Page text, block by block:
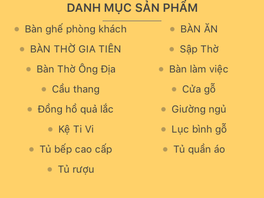
DANH MỤC SẢN PHẨM
Bàn ghế phòng khách
BÀN ĂN
BÀN THỜ GIA TIÊN
Sập Thờ
Bàn Thờ Ông Địa
Bàn làm việc
Cầu thang
Cửa gỗ
Đồng hồ quả lắc
Giường ngủ
Kệ Ti Vi
Lục bình gỗ
Tủ bếp cao cấp
Tủ quần áo
Tủ rượu